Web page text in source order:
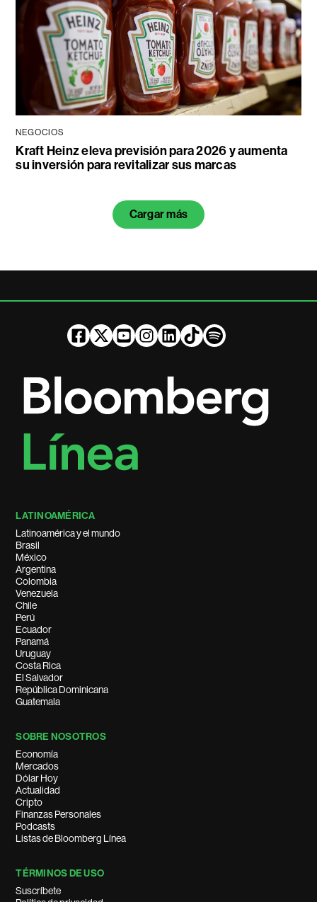
NEGOCIOS
Kraft Heinz eleva previsión para 2026 y aumenta
su inversión para revitalizar sus marcas
Cargar más
LATINOAMÉRICA
Latinoamérica y el mundo
Brasil
México
Argentina
Colombia
Venezuela
Chile
Perú
Ecuador
Panamá
Uruguay
Costa Rica
El Salvador
República Dominicana
Guatemala
SOBRE NOSOTROS
Economía
Mercados
Dólar Hoy
Actualidad
Cripto
Finanzas Personales
Podcasts
Listas de Bloomberg Línea
TÉRMINOS DE USO
Suscríbete